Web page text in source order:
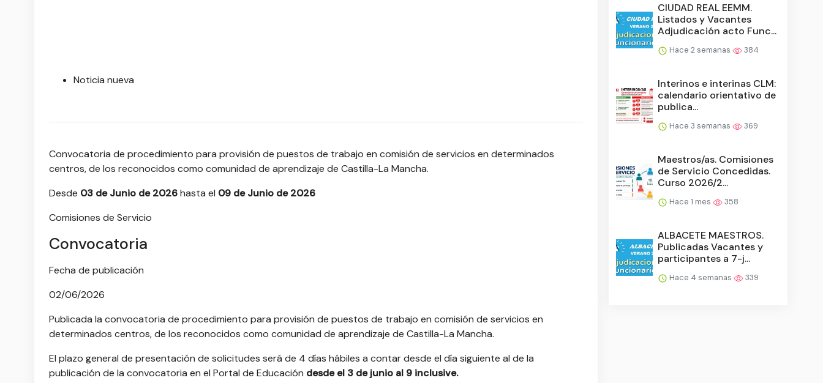
Noticia nueva
Convocatoria de procedimiento para provisión de puestos de trabajo en comisión de servicios en determinados
centros, de los reconocidos como comunidad de aprendizaje de Castilla-La Mancha.
Desde 03 de Junio de 2026hasta el 09 de Junio de 2026
Comisiones de Servicio
Convocatoria
Fecha de publicación
02/06/2026
Publicada la convocatoria de procedimiento para provisión de puestos de trabajo en comisión de servicios en
determinados centros, de los reconocidos como comunidad de aprendizaje de Castilla-La Mancha.
El plazo general de presentación de solicitudes será de 4 días hábiles a contar desde el día siguiente al de la
publicación de la convocatoria en el Portal de Educación desde el 3 de junio al 9 inclusive.
CIUDAD REAL EEMM.
Listados y Vacantes
Adjudicación acto Func...
Hace 2 semanas 384
Interinos e interinas CLM:
calendario orientativo de
publica...
Hace 3 semanas 369
Maestros/as. Comisiones
de Servicio Concedidas.
Curso 2026/2...
Hace 1 mes 358
ALBACETE MAESTROS.
Publicadas Vacantes y
participantes a 7-j...
Hace 4 semanas 339